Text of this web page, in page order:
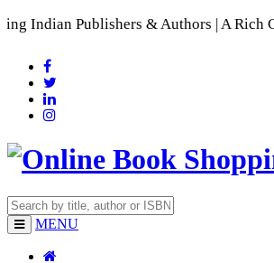
Publishers & Authors | A Rich
MENU